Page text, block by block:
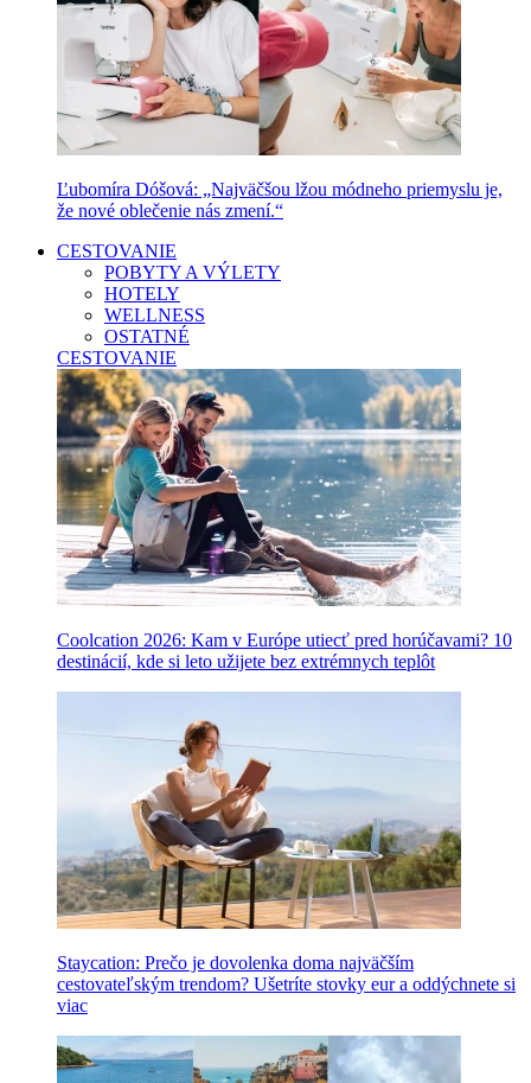
Ľubomíra Dóšová: „Najväčšou lžou módneho priemyslu je,
že nové oblečenie nás zmení.“
CESTOVANIE
POBYTY A VÝLETY
HOTELY
WELLNESS
OSTATNÉ
CESTOVANIE
Coolcation 2026: Kam v Európe utiecť pred horúčavami? 10
destinácií, kde si leto užijete bez extrémnych teplôt
Staycation: Prečo je dovolenka doma najväčším
cestovateľským trendom? Ušetríte stovky eur a oddýchnete si
viac